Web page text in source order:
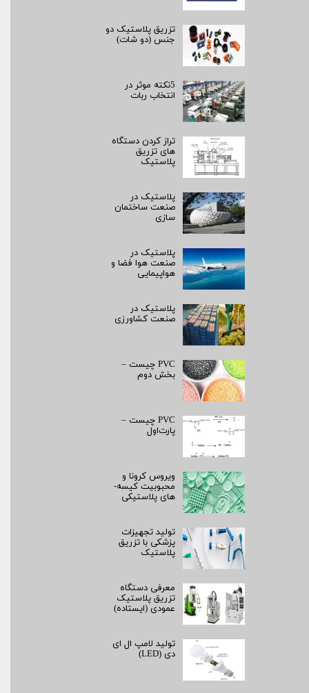
تزریق پلاستیک دو
جنس (دو شات)
5نکته موثر در
انتخاب ربات
تراز کردن دستگاه
های تزریق
پلاستیک
پلاستیک در
صنعت ساختمان
سازی
پلاستیک در
صنعت هوا فضا و
هواپیمایی
پلاستیک در
صنعت کشاورزی
PVC چیست –
بخش دوم
PVC چیست –
پارت‌اول
ویروس کرونا و
محبوبیت کیسه­
های پلاستیکی
تولید تجهیزات
پزشکی با تزریق
پلاستیک
معرفی دستگاه
تزریق پلاستیک
عمودی (ایستاده)
تولید لامپ ال ای
دی (LED)